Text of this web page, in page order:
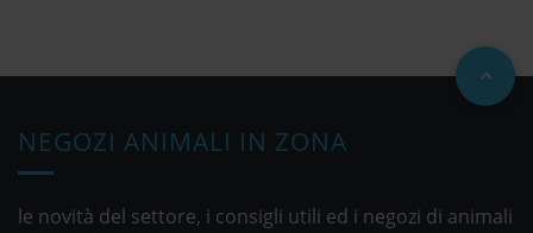
NEGOZI ANIMALI IN ZONA
le novità del settore, i consigli utili ed i negozi di animali